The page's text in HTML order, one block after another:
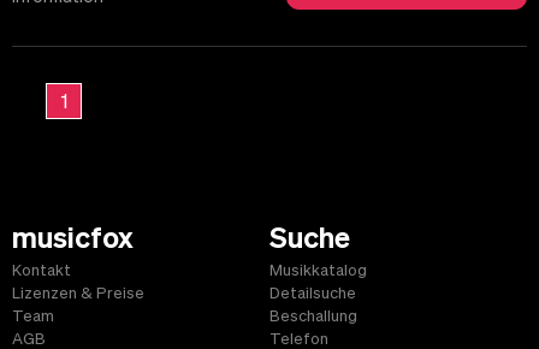
1
musicfox
Kontakt
Lizenzen & Preise
Team
AGB
Suche
Musikkatalog
Detailsuche
Beschallung
Telefon